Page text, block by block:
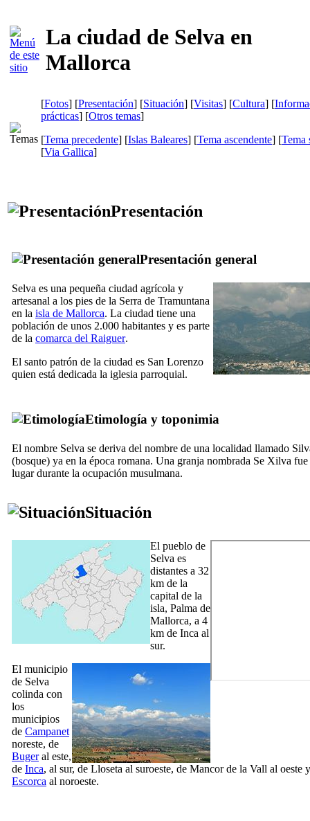
La ciudad de Selva en
Mallorca
[Fotos] [Presentación] [Situación] [Visitas] [Cultura] [
prácticas] [Otros temas]
[Tema precedente] [Islas Baleares] [Tema ascendente] [Tema
[Via Gallica]
Presentación
Presentación general
Selva es una pequeña ciudad agrícola y
artesanal a los pies de la Serra de Tramuntana
en la isla de Mallorca. La ciudad tiene una
población de unos 2.000 habitantes y es parte
de la comarca del Raiguer.
El santo patrón de la ciudad es San Lorenzo
quien está dedicada la iglesia parroquial.
Etimología y toponimia
El nombre Selva se deriva del nombre de una localidad llamado
(bosque) ya en la época romana. Una granja nombrada Se Xilva fue
lugar durante la ocupación musulmana.
Situación
El pueblo de
Selva es
distantes a 32
km de la
capital de la
isla, Palma de
Mallorca, a 4
km de Inca al
sur.
El municipio
de Selva
colinda con
los
municipios
de Campanet
noreste, de
Bugeral este,
de Inca, al sur, de Lloseta al suroeste, de Mancor de la Vall al oeste
Escorca al noroeste.